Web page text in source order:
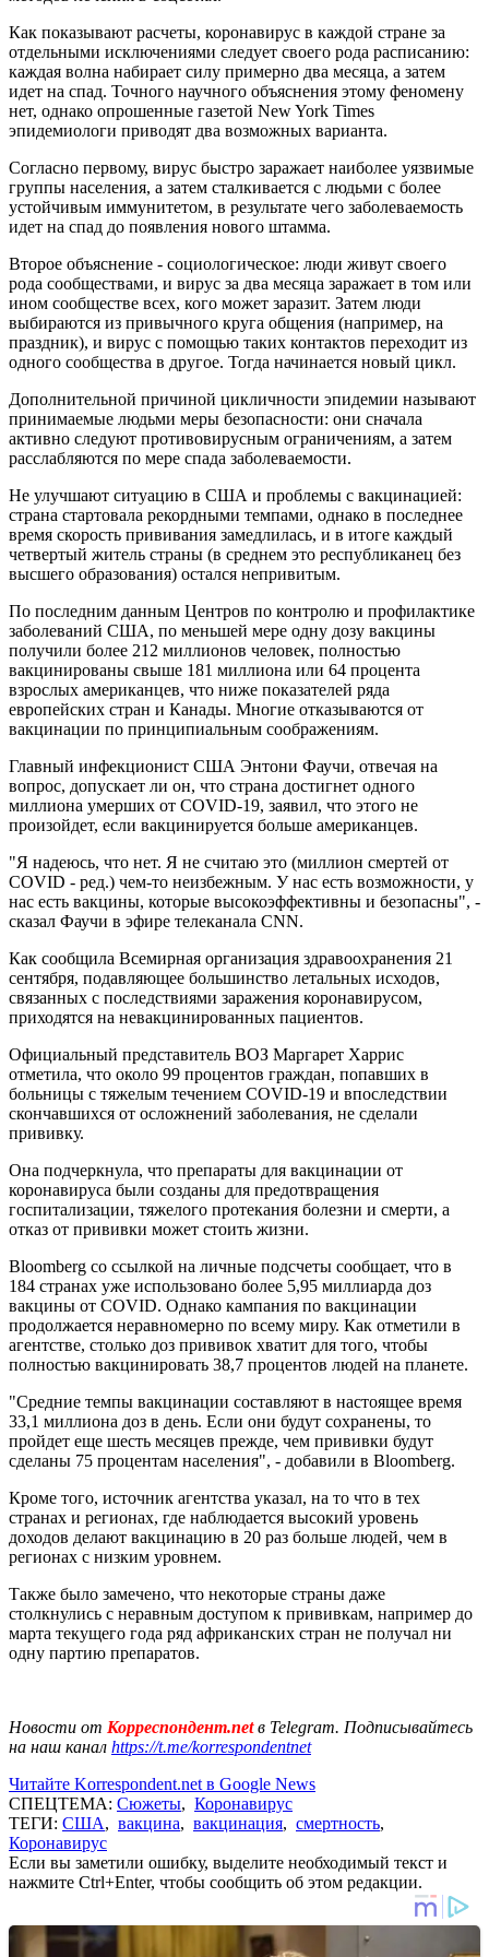
Как показывают расчеты, коронавирус в каждой стране за
отдельными исключениями следует своего рода расписанию:
каждая волна набирает силу примерно два месяца, а затем
идет на спад. Точного научного объяснения этому феномену
нет, однако опрошенные газетой New York Times
эпидемиологи приводят два возможных варианта.
Согласно первому, вирус быстро заражает наиболее уязвимые
группы населения, а затем сталкивается с людьми с более
устойчивым иммунитетом, в результате чего заболеваемость
идет на спад до появления нового штамма.
Второе объяснение - социологическое: люди живут своего
рода сообществами, и вирус за два месяца заражает в том или
ином сообществе всех, кого может заразит. Затем люди
выбираются из привычного круга общения (например, на
праздник), и вирус с помощью таких контактов переходит из
одного сообщества в другое. Тогда начинается новый цикл.
Дополнительной причиной цикличности эпидемии называют
принимаемые людьми меры безопасности: они сначала
активно следуют противовирусным ограничениям, а затем
расслабляются по мере спада заболеваемости.
Не улучшают ситуацию в США и проблемы с вакцинацией:
страна стартовала рекордными темпами, однако в последнее
время скорость прививания замедлилась, и в итоге каждый
четвертый житель страны (в среднем это республиканец без
высшего образования) остался непривитым.
По последним данным Центров по контролю и профилактике
заболеваний США, по меньшей мере одну дозу вакцины
получили более 212 миллионов человек, полностью
вакцинированы свыше 181 миллиона или 64 процента
взрослых американцев, что ниже показателей ряда
европейских стран и Канады. Многие отказываются от
вакцинации по принципиальным соображениям.
Главный инфекционист США Энтони Фаучи, отвечая на
вопрос, допускает ли он, что страна достигнет одного
миллиона умерших от COVID-19, заявил, что этого не
произойдет, если вакцинируется больше американцев.
"Я надеюсь, что нет. Я не считаю это (миллион смертей от
COVID - ред.) чем-то неизбежным. У нас есть возможности, у
нас есть вакцины, которые высокоэффективны и безопасны", -
сказал Фаучи в эфире телеканала CNN.
Как сообщила Всемирная организация здравоохранения 21
сентября, подавляющее большинство летальных исходов,
связанных с последствиями заражения коронавирусом,
приходятся на невакцинированных пациентов.
Официальный представитель ВОЗ Маргарет Харрис
отметила, что около 99 процентов граждан, попавших в
больницы с тяжелым течением COVID-19 и впоследствии
скончавшихся от осложнений заболевания, не сделали
прививку.
Она подчеркнула, что препараты для вакцинации от
коронавируса были созданы для предотвращения
госпитализации, тяжелого протекания болезни и смерти, а
отказ от прививки может стоить жизни.
Bloomberg со ссылкой на личные подсчеты сообщает, что в
184 странах уже использовано более 5,95 миллиарда доз
вакцины от COVID. Однако кампания по вакцинации
продолжается неравномерно по всему миру. Как отметили в
агентстве, столько доз прививок хватит для того, чтобы
полностью вакцинировать 38,7 процентов людей на планете.
"Средние темпы вакцинации составляют в настоящее время
33,1 миллиона доз в день. Если они будут сохранены, то
пройдет еще шесть месяцев прежде, чем прививки будут
сделаны 75 процентам населения", - добавили в Bloomberg.
Кроме того, источник агентства указал, на то что в тех
странах и регионах, где наблюдается высокий уровень
доходов делают вакцинацию в 20 раз больше людей, чем в
регионах с низким уровнем.
Также было замечено, что некоторые страны даже
столкнулись с неравным доступом к прививкам, например до
марта текущего года ряд африканских стран не получал ни
одну партию препаратов.
Новости от Корреспондент.netв Telegram. Подписывайтесь
на наш канал https://t.me/korrespondentnet
Читайте Korrespondent.net в Google News
СПЕЦТЕМА: Сюжеты, Коронавирус
ТЕГИ: США, вакцина, вакцинация, смертность,
Коронавирус
Если вы заметили ошибку, выделите необходимый текст и
нажмите Ctrl+Enter, чтобы сообщить об этом редакции.